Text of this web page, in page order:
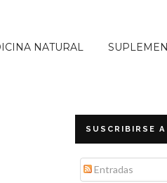
NATURAL
SUSCRIBIRSE
Entradas